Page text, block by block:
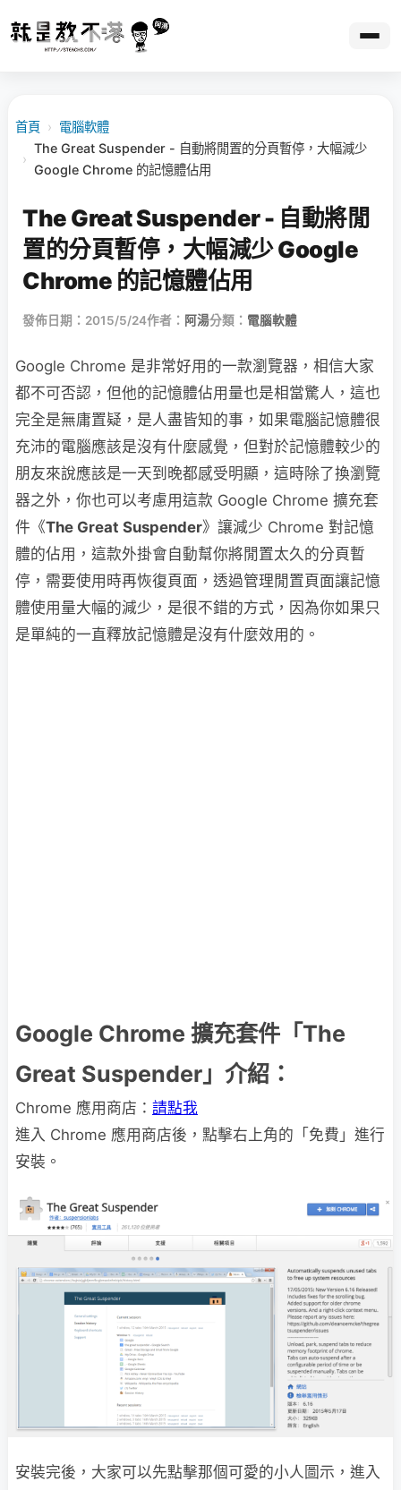
首頁 › 電腦軟體
›
The Great Suspender - 自動將閒置的分頁暫停，大幅減少
Google Chrome 的記憶體佔用
The Great Suspender - 自動將閒
置的分頁暫停，大幅減少 Google
Chrome 的記憶體佔用
發佈日期：2015/5/24作者： 阿湯分類： 電腦軟體
Google Chrome 是非常好用的一款瀏覽器，相信大家
都不可否認，但他的記憶體佔用量也是相當驚人，這也
完全是無庸置疑，是人盡皆知的事，如果電腦記憶體很
充沛的電腦應該是沒有什麼感覺，但對於記憶體較少的
朋友來說應該是一天到晚都感受明顯，這時除了換瀏覽
器之外，你也可以考慮用這款 Google Chrome 擴充套
件《The Great Suspender》讓減少 Chrome 對記憶
體的佔用，這款外掛會自動幫你將閒置太久的分頁暫
停，需要使用時再恢復頁面，透過管理閒置頁面讓記憶
體使用量大幅的減少，是很不錯的方式，因為你如果只
是單純的一直釋放記憶體是沒有什麼效用的。
Google Chrome 擴充套件「The
Great Suspender」介紹：
Chrome 應用商店： 請點我
進入 Chrome 應用商店後，點擊右上角的「免費」進行
安裝。
安裝完後，大家可以先點擊那個可愛的小人圖示，進入